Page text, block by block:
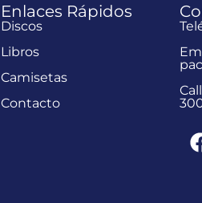
Enlaces Rápidos
Discos
Libros
Camisetas
Contacto